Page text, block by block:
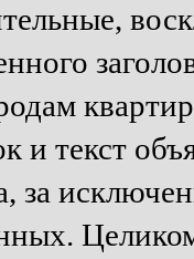
и текст
за